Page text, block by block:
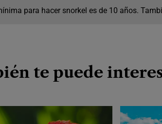
para hacer snorkel es de 10 años.
te puede